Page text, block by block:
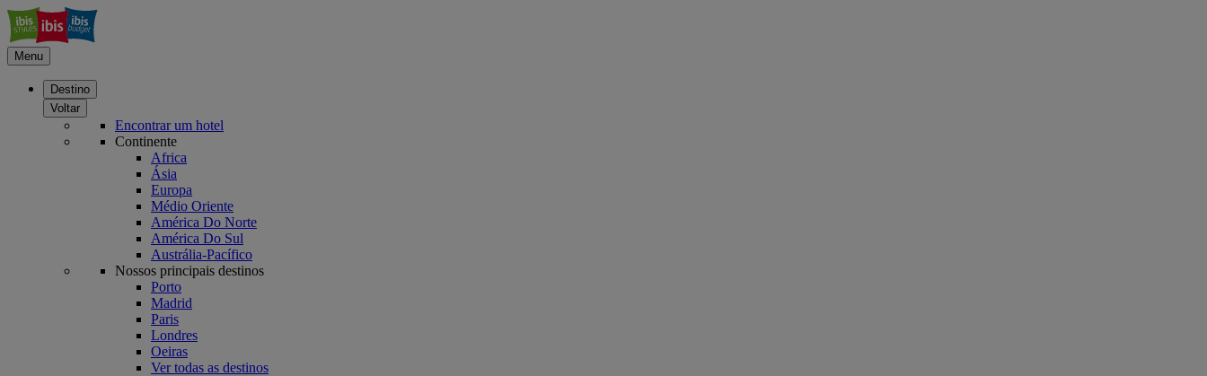
Menu
Destino
Voltar
Encontrar um hotel
Continente
Africa
Ásia
Europa
Médio Oriente
América Do Norte
América Do Sul
Austrália-Pacífico
Nossos principais destinos
Porto
Madrid
Paris
Londres
Oeiras
Ver todas as destinos